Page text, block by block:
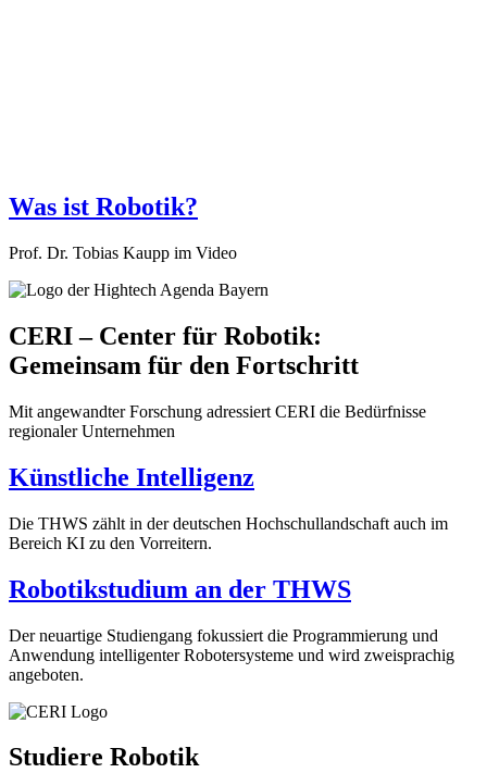
Was ist Robotik?
Prof. Dr. Tobias Kaupp im Video
CERI – Center für Robotik:
Gemeinsam für den Fortschritt
Mit angewandter Forschung adressiert CERI die Bedürfnisse
regionaler Unternehmen
Künstliche Intelligenz
Die THWS zählt in der deutschen Hochschullandschaft auch im
Bereich KI zu den Vorreitern.
Robotikstudium an der THWS
Der neuartige Studiengang fokussiert die Programmierung und
Anwendung intelligenter Robotersysteme und wird zweisprachig
angeboten.
Studiere Robotik